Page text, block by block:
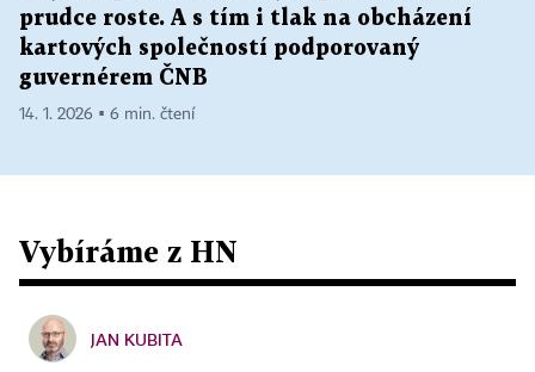
prudce roste. A s tím i tlak na obcházení
kartových společností podporovaný
guvernérem ČNB
14. 1. 2026 ▪ 6 min. čtení
Vybíráme z HN
JAN KUBITA